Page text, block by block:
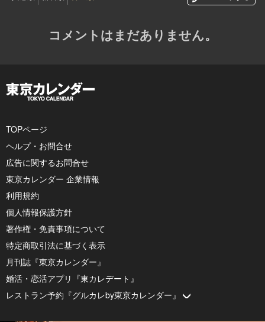
コメントはまだありません。
TOPページ
ヘルプ・お問合せ
広告に関するお問合せ
東京カレンダー 企業情報
利用規約
個人情報保護方針
著作権・免責事項について
特定商取引法に基づく表示
月刊誌『東京カレンダー』
婚活・恋活アプリ『東カレデート』
レストラン予約『グルカレby東京カレンダー』